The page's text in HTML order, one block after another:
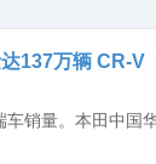
137万辆 CR-V